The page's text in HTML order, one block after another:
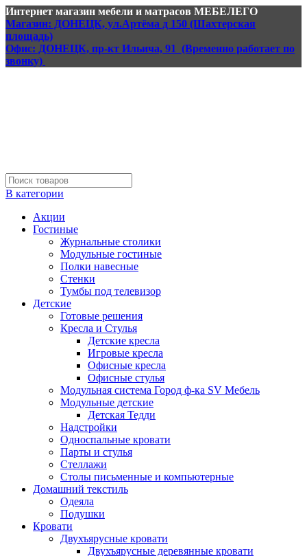
Интернет магазин мебели и матрасов МЕБЕЛЕГО
Магазин: ДОНЕЦК, ул.Артёма д 150 (Шахтерская
площадь)
Офис: ДОНЕЦК, пр-кт Ильича, 91 (Временно работает по
звонку)
В категории
Акции
Гостиные
Журнальные столики
Модульные гостиные
Полки навесные
Стенки
Тумбы под телевизор
Детские
Готовые решения
Кресла и Стулья
Детские кресла
Игровые кресла
Офисные кресла
Офисные стулья
Модульная система Город ф-ка SV Мебель
Модульные детские
Детская Тедди
Надстройки
Односпальные кровати
Парты и стулья
Стеллажи
Столы письменные и компьютерные
Домашний текстиль
Одеяла
Подушки
Кровати
Двухъярусные кровати
Двухъярусные деревянные кровати